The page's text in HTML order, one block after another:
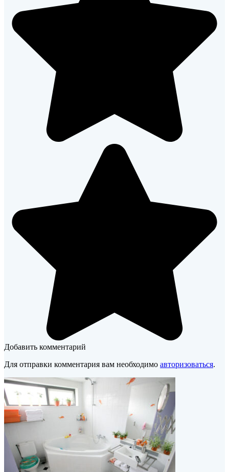
Добавить комментарий
Для отправки комментария вам необходимо авторизоваться.